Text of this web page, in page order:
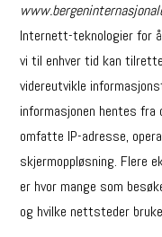
Internett-teknologier for
vi til enhver tid kan
videreutvikle
informasjonen hentes
omfatte IP-adresse,
skjermoppløsning. Flere
er hvor mange som
og hvilke nettsteder